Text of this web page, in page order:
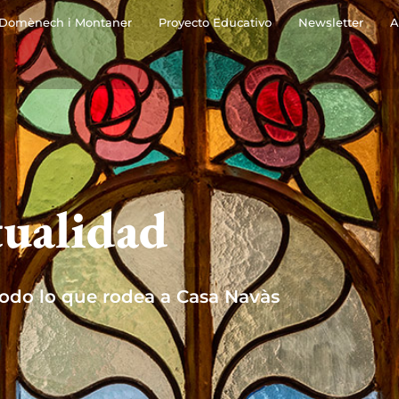
Domènech i Montaner Proyecto Educativo Newsletter
lo que rodea a Casa Navàs